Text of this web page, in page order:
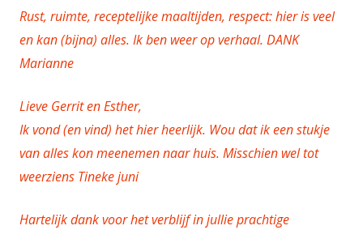
Rust, ruimte, receptelijke maaltijden, respect: hier is veel
en kan (bijna) alles. Ik ben weer op verhaal. DANK
Marianne
Lieve Gerrit en Esther,
Ik vond (en vind) het hier heerlijk. Wou dat ik een stukje
van alles kon meenemen naar huis. Misschien wel tot
weerziens Tineke juni
Hartelijk dank voor het verblijf in jullie prachtige